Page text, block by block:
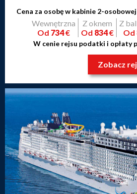
Cena za osobę w kabinie 2-
Wewnętrzna
Od 734€
Z oknem
Od 834€
Z
Od
W cenie rejsu podatki i opłaty
Zobacz